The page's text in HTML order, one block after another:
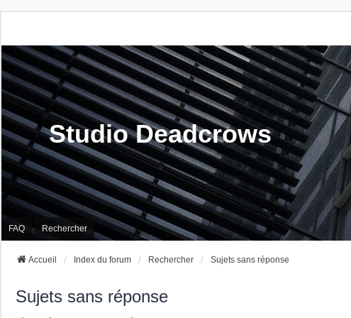
Studio Deadcrows
FAQ Rechercher
Accueil Index du forum Rechercher Sujets sans réponse
Sujets sans réponse